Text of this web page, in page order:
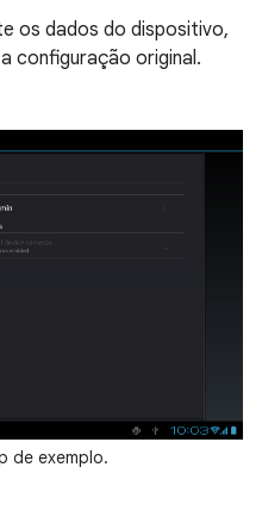
os dados do dispositivo,
configuração original.
de exemplo.